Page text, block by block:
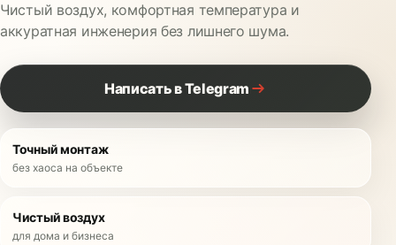
Чистый воздух, комфортная температура и
аккуратная инженерия без лишнего шума.
Написать в Telegram
Точный монтаж
без хаоса на объекте
Чистый воздух
для дома и бизнеса